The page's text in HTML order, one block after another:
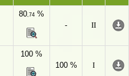
80,74 %
-
II
100 %
100 %
I